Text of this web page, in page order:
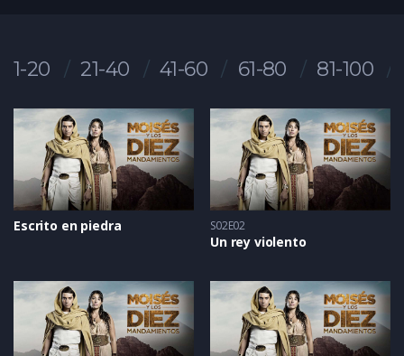
1-20 21-40 41-60 61-80 81-100
Escrito en piedra S02E02
Un rey violento